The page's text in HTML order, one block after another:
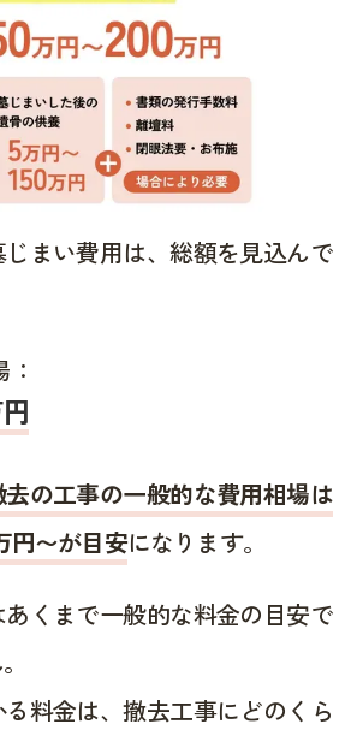
まい費用は、総額を見込んで
の工事の一般的な費用相場は
円〜が目安になります。
くまで一般的な料金の目安で
料金は、撤去工事にどのくら